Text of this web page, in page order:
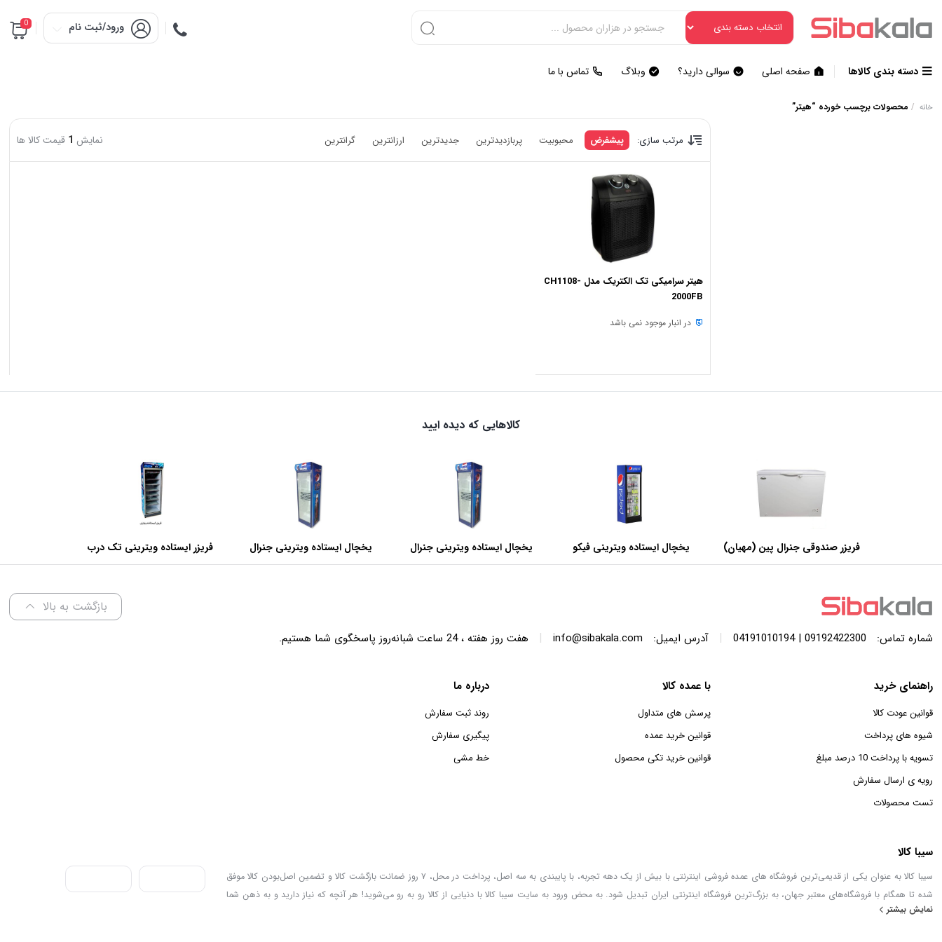
ورود/ثبت نام 0
دسته بندی کالاها صفحه اصلی سوالی دارید؟ وبلاگ تماس با ما
خانه / محصولات برچسب خورده “هیتر”
مرتب سازی: پیشفرض محبوبیت پربازدیدترین جدیدترین ارزانترین گرانترین نمایش 1 قیمت کالا ها
هیتر سرامیکی تک الکتریک مدل CH1108-
2000FB
در انبار موجود نمی باشد
کالاهایی که دیده ایید
فریزر صندوقی جنرال پین (مهیان)
با ظرفیت 440 لیتر
یخچال ایستاده ویترینی فیکو
عرض 60 سانتی متر
یخچال ایستاده ویترینی جنرال
عرض 60 سانتی متر
یخچال ایستاده ویترینی جنرال
عرض 70 سانتی متر
فریزر ایستاده ویترینی تک درب
عرض 70 سانتی متر
بازگشت به بالا
شماره تماس: 09192422300 | 04191010194
| آدرس ایمیل: info@sibakala.com
| هفت روز هفته ، 24 ساعت شبانه‌روز پاسخگوی شما هستیم.
راهنمای خرید
قوانین عودت کالا
شیوه های پرداخت
تسویه با پرداخت 10 درصد مبلغ
رویه ی ارسال سفارش
تست محصولات
با عمده کالا
پرسش های متداول
قوانین خرید عمده
قوانین خرید تکی محصول
درباره ما
روند ثبت سفارش
پیگیری سفارش
خط مشی
سیبا کالا
سیبا کالا به عنوان یکی از قدیمی‌ترین فروشگاه های عمده فروشی اینترنتی با بیش از یک دهه تجربه، با پایبندی به سه اصل، پرداخت در محل، ۷ روز ضمانت بازگشت کالا و تضمین اصل‌بودن کالا موفق
شده تا همگام با فروشگاه‌های معتبر جهان، به بزرگ‌ترین فروشگاه اینترنتی ایران تبدیل شود. به محض ورود به سایت سیبا کالا با دنیایی از کالا رو به رو می‌شوید! هر آنچه که نیاز دارید و به ذهن شما
خطور می‌کند در اینجا پیدا خواهید کرد.
نمایش بیشتر